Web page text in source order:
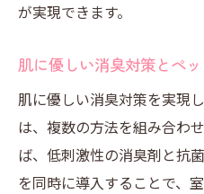
が実現できます。
肌に優しい消臭対策とペ
肌に優しい消臭対策を実現
は、複数の方法を組み合わ
ば、低刺激性の消臭剤と抗
を同時に導入することで、